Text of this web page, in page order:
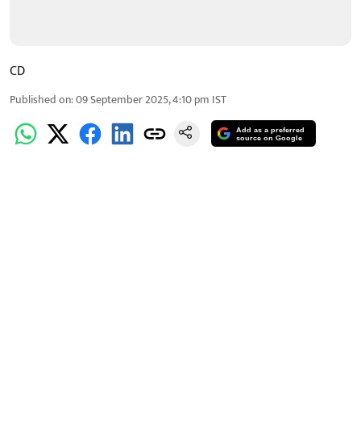
CD
Published on:09 September 2025, 4:10 pm IST
Add as a preferred
source on Google